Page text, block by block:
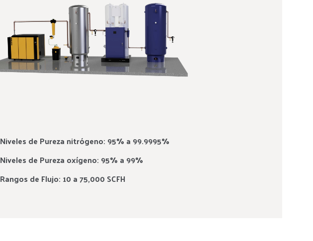
Niveles de Pureza nitrógeno: 95% a 99.9995%
Niveles de Pureza oxígeno: 95% a 99%
Rangos de Flujo: 10 a 75,000 SCFH